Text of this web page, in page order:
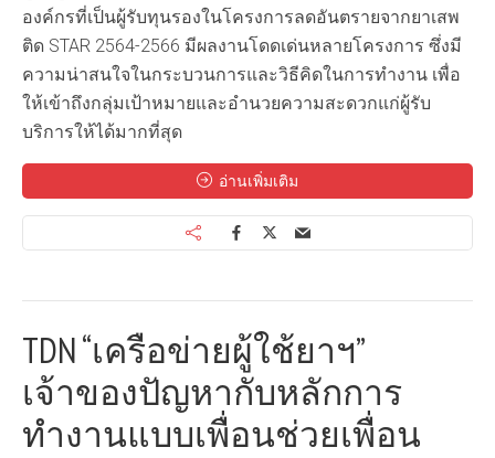
องค์กรที่เป็นผู้รับทุนรองในโครงการลดอันตรายจากยาเสพ
ติด STAR 2564-2566 มีผลงานโดดเด่นหลายโครงการ ซึ่งมี
ความน่าสนใจในกระบวนการและวิธีคิดในการทำงาน เพื่อ
ให้เข้าถึงกลุ่มเป้าหมายและอำนวยความสะดวกแก่ผู้รับ
บริการให้ได้มากที่สุด
อ่านเพิ่มเติม
TDN “เครือข่ายผู้ใช้ยาฯ”
เจ้าของปัญหากับหลักการ
ทำงานแบบเพื่อนช่วยเพื่อน